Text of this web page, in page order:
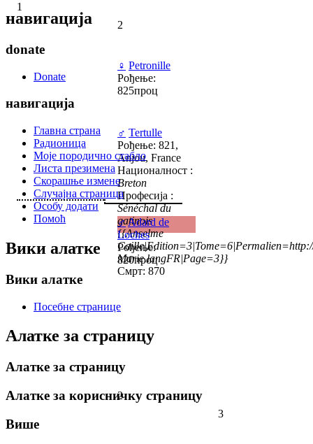
1
2
♀ Petronille
Рођење:
825проц
♂ Tertulle
Рођење: 821,
Anjou, France
Националност :
Breton
Професија :
Sénéchal du
gatinois
{{Anselme
Marie.langFR|Page=3}}
Смрт: 870
♂Adard de
Loches
Рођење:
820проц
2
3
навигација
donate
Donate
навигација
Главна страна
Радионица
Моје породично стабло
Листа презимена
Скорашње измене
Случајна страница
Особу додати
Помоћ
Вики алатке
Вики алатке
Посебне странице
Алатке за страницу
Алатке за страницу
Алатке за корисничку страницу
Више